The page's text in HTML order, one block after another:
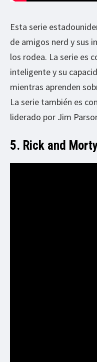
Esta serie
de amigos nerd y sus
los rodea. La serie es
inteligente y su
mientras aprenden
La serie también es
liderado por Jim
5. Rick and